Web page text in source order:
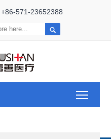
+86-571-23652388
